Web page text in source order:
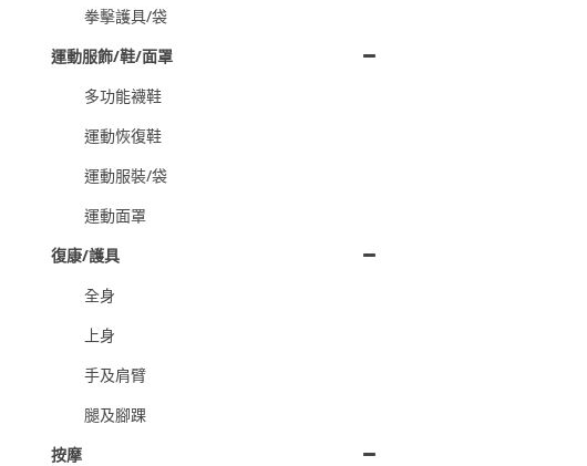
拳擊護具/袋
運動服飾/鞋/面罩
多功能襪鞋
運動恢復鞋
運動服裝/袋
運動面罩
復康/護具
全身
上身
手及肩臂
腿及腳踝
按摩